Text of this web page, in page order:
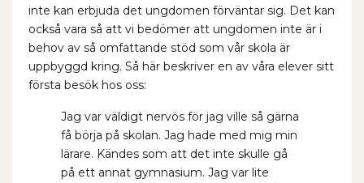
inte kan erbjuda det ungdomen förväntar sig. Det kan
också vara så att vi bedömer att ungdomen inte är i
behov av så omfattande stöd som vår skola är
uppbyggd kring. Så här beskriver en av våra elever sitt
första besök hos oss:
Jag var väldigt nervös för jag ville så gärna
få börja på skolan. Jag hade med mig min
lärare. Kändes som att det inte skulle gå
på ett annat gymnasium. Jag var lite